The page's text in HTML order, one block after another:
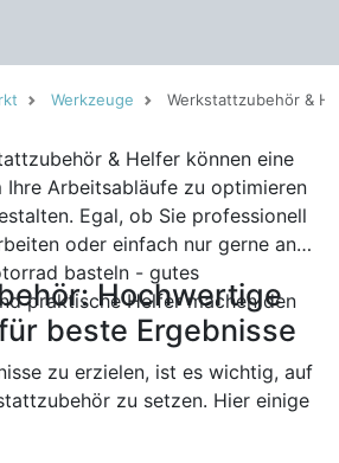
Werkzeuge Werkstattzubehör &
& Helfer können eine
Ihre Arbeitsabläufe zu optimieren
Egal, ob Sie professionell
oder einfach nur gerne an
basteln - gutes
praktische Helfer machen den
Hochwertige
beste Ergebnisse
zu erzielen, ist es wichtig, auf
zu setzen. Hier einige